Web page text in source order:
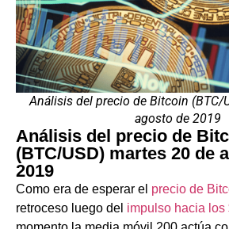
Análisis del precio de Bitcoin (BTC/
agosto de 2019
Análisis del precio de
(BTC/USD) martes 20 de
2019
Como era de esperar el precio de
retroceso luego del impulso hacia los